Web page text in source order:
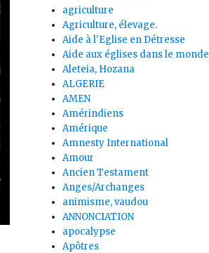
agriculture
Agriculture, élevage.
Aide à l'Eglise en Détresse
Aide aux églises dans le monde
Aleteia, Hozana
ALGERIE
AMEN
Amérindiens
Amérique
Amnesty International
Amour
Ancien Testament
Anges/Archanges
animisme, vaudou
ANNONCIATION
apocalypse
Apôtres